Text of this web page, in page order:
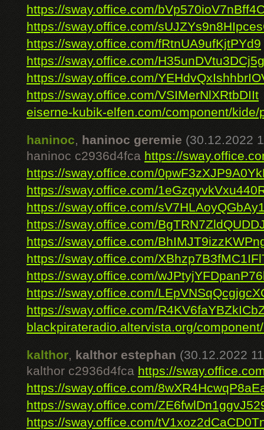
https://sway.office.com/
https://sway.office.com/
https://sway.office.com/fRtnUA9ufKjtPYd9
https://sway.office.com/
https://sway.office.com/
https://sway.office.com/VSIMerNlXRtbDIIt
eiserne-kubik-elfen.com/component/kide/
haninoc, haninoc geremie (30.12.2022
haninoc c2936d4fca https://
https://sway.office.com/
https://sway.office.com/
https://sway.office.com/
https://sway.office.com/
https://sway.office.com/
https://sway.office.com/
https://sway.office.com/
https://sway.office.com/
https://sway.office.com/
blackpirateradio.altervista.org/
kalthor, kalthor estephan (30.12.2022
kalthor c2936d4fca https://
https://sway.office.com/
https://sway.office.com/
https://sway.office.com/